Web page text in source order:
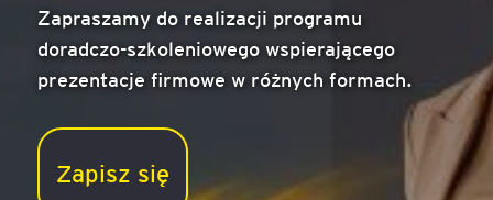
Zapraszamy do realizacji programu
doradczo-szkoleniowego wspierającego
prezentacje firmowe w różnych formach.
Zapisz się